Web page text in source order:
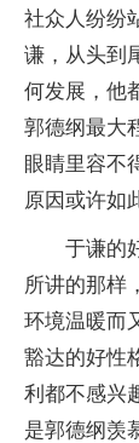
社众人纷纷
谦，从头到
何发展，他
郭德纲最大
眼睛里容不
原因或许如
于谦的
所讲的那样
环境温暖而
豁达的好性
利都不感兴
是郭德纲羡